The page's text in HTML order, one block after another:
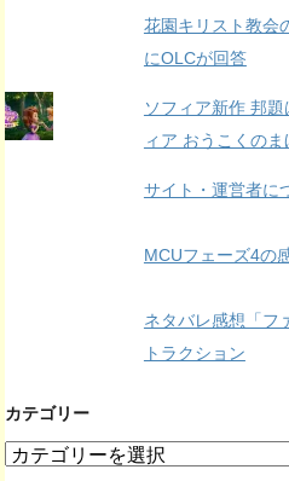
花園キリスト教会
にOLCが回答
ソフィア新作 邦
ィア おうこくのま
サイト・運営者に
MCUフェーズ4の
ネタバレ感想「フ
トラクション
カテゴリー